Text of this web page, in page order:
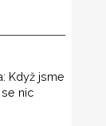
Když jsme
nic